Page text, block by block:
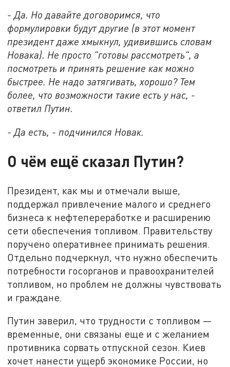
- Да. Но давайте договоримся, что
формулировки будут другие (в этот момент
президент даже хмыкнул, удивившись словам
Новака). Не просто "готовы рассмотреть", а
посмотреть и принять решение как можно
быстрее. Не надо затягивать, хорошо? Тем
более, что возможности такие есть у нас, -
ответил Путин.
- Да есть, - подчинился Новак.
О чём ещё сказал Путин?
Президент, как мы и отмечали выше,
поддержал привлечение малого и среднего
бизнеса к нефтепереработке и расширению
сети обеспечения топливом. Правительству
поручено оперативнее принимать решения.
Отдельно подчеркнул, что нужно обеспечить
потребности госорганов и правоохранителей
топливом, но проблем не должны чувствовать
и граждане.
Путин заверил, что трудности с топливом —
временные, они связаны еще и с желанием
противника сорвать отпускной сезон. Киев
хочет нанести ущерб экономике России, но